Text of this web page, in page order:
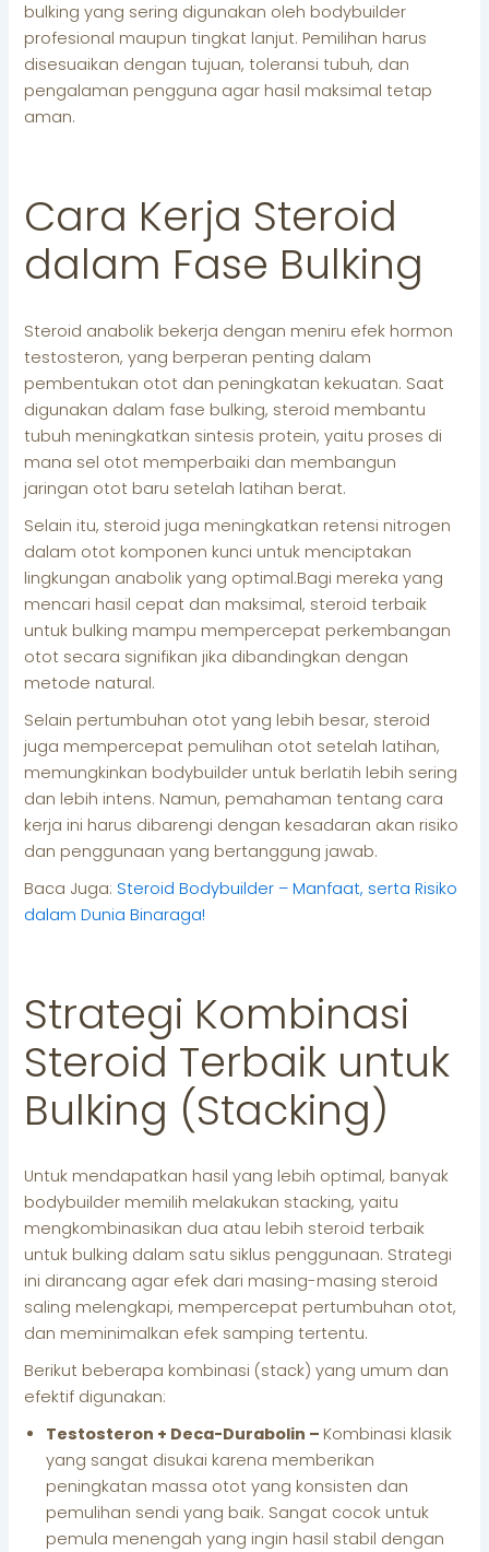
bulking yang sering digunakan oleh bodybuilder
profesional maupun tingkat lanjut. Pemilihan harus
disesuaikan dengan tujuan, toleransi tubuh, dan
pengalaman pengguna agar hasil maksimal tetap
aman.
Cara Kerja Steroid
dalam Fase Bulking
Steroid anabolik bekerja dengan meniru efek hormon
testosteron, yang berperan penting dalam
pembentukan otot dan peningkatan kekuatan. Saat
digunakan dalam fase bulking, steroid membantu
tubuh meningkatkan sintesis protein, yaitu proses di
mana sel otot memperbaiki dan membangun
jaringan otot baru setelah latihan berat.
Selain itu, steroid juga meningkatkan retensi nitrogen
dalam otot komponen kunci untuk menciptakan
lingkungan anabolik yang optimal.Bagi mereka yang
mencari hasil cepat dan maksimal, steroid terbaik
untuk bulking mampu mempercepat perkembangan
otot secara signifikan jika dibandingkan dengan
metode natural.
Selain pertumbuhan otot yang lebih besar, steroid
juga mempercepat pemulihan otot setelah latihan,
memungkinkan bodybuilder untuk berlatih lebih sering
dan lebih intens. Namun, pemahaman tentang cara
kerja ini harus dibarengi dengan kesadaran akan risiko
dan penggunaan yang bertanggung jawab.
Baca Juga: Steroid Bodybuilder – Manfaat, serta Risiko
dalam Dunia Binaraga!
Strategi Kombinasi
Steroid Terbaik untuk
Bulking (Stacking)
Untuk mendapatkan hasil yang lebih optimal, banyak
bodybuilder memilih melakukan stacking, yaitu
mengkombinasikan dua atau lebih steroid terbaik
untuk bulking dalam satu siklus penggunaan. Strategi
ini dirancang agar efek dari masing-masing steroid
saling melengkapi, mempercepat pertumbuhan otot,
dan meminimalkan efek samping tertentu.
Berikut beberapa kombinasi (stack) yang umum dan
efektif digunakan:
Testosteron + Deca-Durabolin – Kombinasi klasik
yang sangat disukai karena memberikan
peningkatan massa otot yang konsisten dan
pemulihan sendi yang baik. Sangat cocok untuk
pemula menengah yang ingin hasil stabil dengan